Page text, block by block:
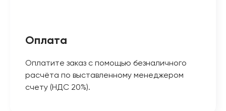
Оплата
Оплатите заказ с помощью безналичного
расчёта по выставленному менеджером
счету (НДС 20%).